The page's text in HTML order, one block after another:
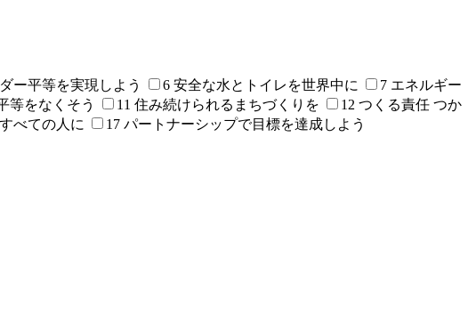
ー平等を実現しよう 6 安全な水とトイレを世界中に
7 エネルギー
等をなくそう 11 住み続けられるまちづくりを
12 つくる責任 つか
べての人に 17 パートナーシップで目標を達成しよう